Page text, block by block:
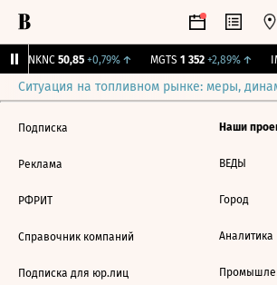
NKNC 50,85 +0,79%↑ MGTS 1 352 +2,89%↑
Ситуация на топливном рынке: меры,
Подписка
Реклама
РФРИТ
Справочник компаний
Подписка для юр.лиц
Наши
ВЕДЫ
Город
Аналитика